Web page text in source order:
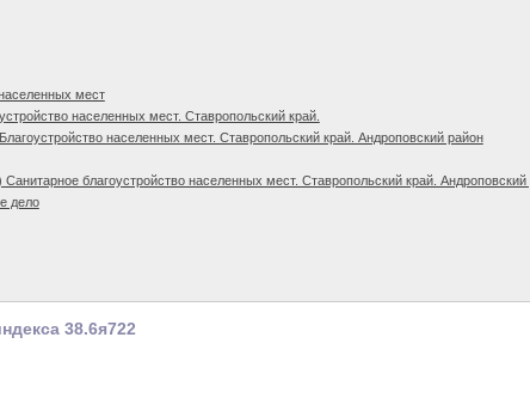
мест
населенных мест. Ставропольский край.
населенных мест. Ставропольский край. Андроповский район
благоустройство населенных мест. Ставропольский край. Андроповский
дело
38.6я722